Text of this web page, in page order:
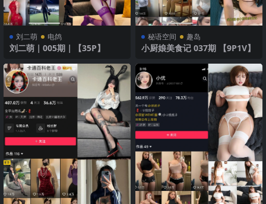
刘二萌 电鸽
刘二萌｜005期｜【35P】
秘语空间 趣岛
小厨娘美食记 037期 【9P1V】